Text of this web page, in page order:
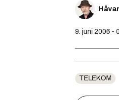
9. juni 2006 -
TELEKOM